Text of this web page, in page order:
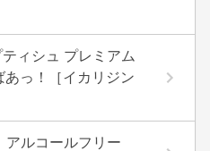
ィシュ プレミアム
っ！［イカリジン
アルコールフリー